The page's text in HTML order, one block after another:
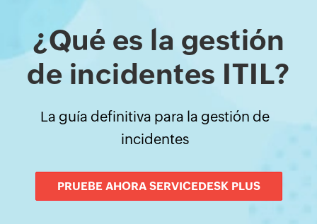
¿Qué es la gestión
de incidentes ITIL?
La guía definitiva para la gestión de
incidentes
PRUEBE AHORA SERVICEDESK PLUS